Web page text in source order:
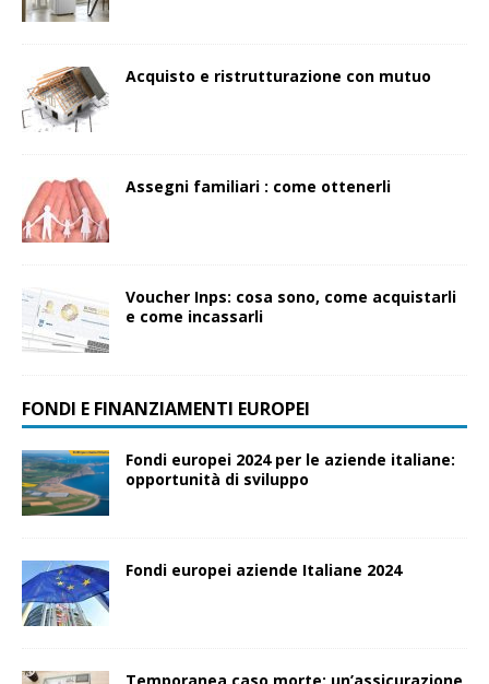
Acquisto e ristrutturazione con mutuo
Assegni familiari : come ottenerli
Voucher Inps: cosa sono, come acquistarli
e come incassarli
FONDI E FINANZIAMENTI EUROPEI
Fondi europei 2024 per le aziende italiane:
opportunità di sviluppo
Fondi europei aziende Italiane 2024